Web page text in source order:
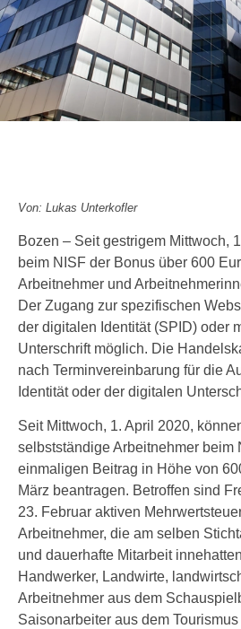
Von: Lukas Unterkofler
Bozen – Seit gestrigem Mittwoch,
beim NISF der Bonus über 600
Arbeitnehmer und
Der Zugang zur spezifischen
der digitalen Identität (SPID) oder
Unterschrift möglich. Die
nach Terminvereinbarung für die
Identität oder der digitalen
Seit Mittwoch, 1. April 2020,
selbstständige Arbeitnehmer beim
einmaligen Beitrag in Höhe von
März beantragen. Betroffen sind
23. Februar aktiven
Arbeitnehmer, die am selben
und dauerhafte Mitarbeit
Handwerker, Landwirte,
Arbeitnehmer aus dem
Saisonarbeiter aus dem